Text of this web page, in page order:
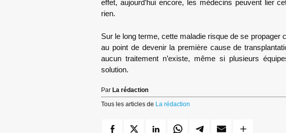
effet, aujourd’hui encore, les médecins peuvent lier
rien.
Sur le long terme, cette maladie risque de se propager
au point de devenir la première cause de
aucun traitement n’existe, même si plusieurs
solution.
Par La rédaction
Tous les articles de La rédaction